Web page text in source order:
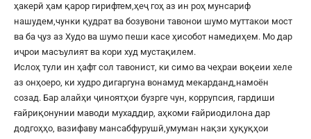
ҳакерӣ ҳам қарор гирифтем,ҳеҷ гоҳ аз ин роҳ мунсариф
нашудем,чунки қудрат ва бозувони тавонои шумо муттакои мост
ва ба ҷуз аз Худо ва шумо пеши касе ҳисобот намедиҳем. Мо дар
иҷрои масъулият ва кори худ мустақилем.
Ислоҳ тули ин ҳафт сол тавонист, ки симо ва чеҳраи воқеии хеле
аз онҳоеро, ки худро дигаргуна вонамуд мекарданд,намоён
созад. Бар алайҳи ҷиноятҳои бузрге чун, коррупсия, гардиши
ғайриқонунии маводи мухаддир, аҳкоми ғайриодилона дар
додгоҳҳо, вазифаву мансабфурушӣ,умуман нақзи ҳуқуқҳои